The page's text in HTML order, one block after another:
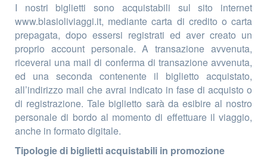
I nostri biglietti sono acquistabili sul sito internet
www.blasioliviaggi.it, mediante carta di credito o carta
prepagata, dopo essersi registrati ed aver creato un
proprio account personale. A transazione avvenuta,
riceverai una mail di conferma di transazione avvenuta,
ed una seconda contenente il biglietto acquistato,
all’indirizzo mail che avrai indicato in fase di acquisto o
di registrazione. Tale biglietto sarà da esibire al nostro
personale di bordo al momento di effettuare il viaggio,
anche in formato digitale.
Tipologie di biglietti acquistabili in promozione